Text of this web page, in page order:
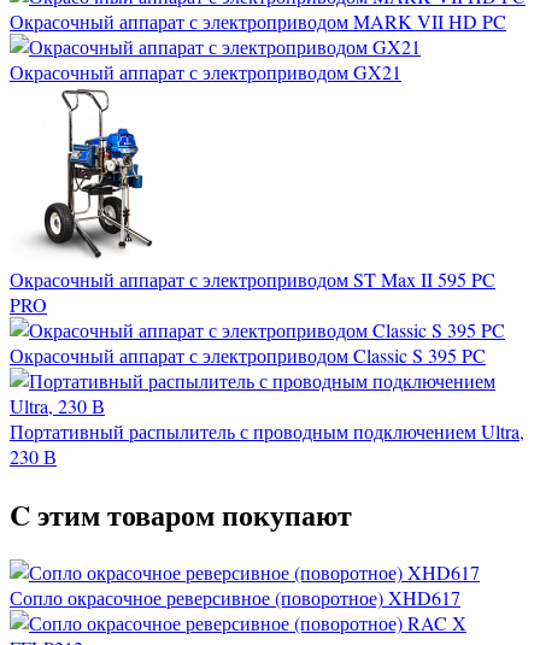
Окрасочный аппарат с электроприводом MARK VII HD PC
Окрасочный аппарат с электроприводом GX21
Окрасочный аппарат с электроприводом ST Max II 595 PC
PRO
Окрасочный аппарат с электроприводом Classic S 395 PC
Портативный распылитель с проводным подключением Ultra,
230 В
C этим товаром покупают
Сопло окрасочное реверсивное (поворотное) XHD617